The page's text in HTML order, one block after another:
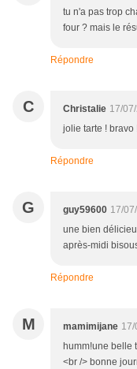
tu n'a pas trop
four ? mais le
Répondre
C Christalie 17/
jolie tarte ! bravo
Répondre
G guy59600 17/
une bien
après-midi
Répondre
M mamimijane
humm!une belle
<br /> bonne